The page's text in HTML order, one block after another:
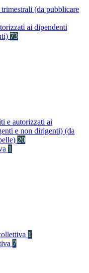
trimestrali (da pubblicare
ai dipendenti
73
e autorizzati ai
e non dirigenti) (da
20
1
1
7